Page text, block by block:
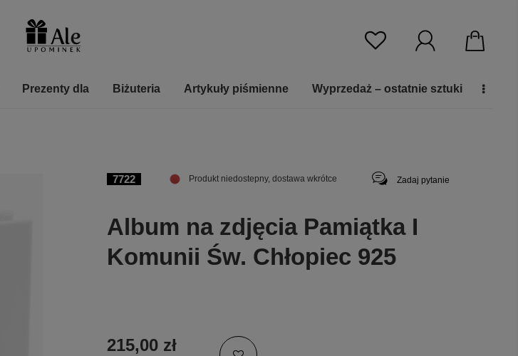
Prezenty dla Biżuteria Artykuły piśmienne Wyprzedaż – ostatnie sztuki
7722 Produkt niedostepny, dostawa wkrótce Zadaj pytanie
Album na zdjęcia Pamiątka I
Komunii Św. Chłopiec 925
215,00 zł